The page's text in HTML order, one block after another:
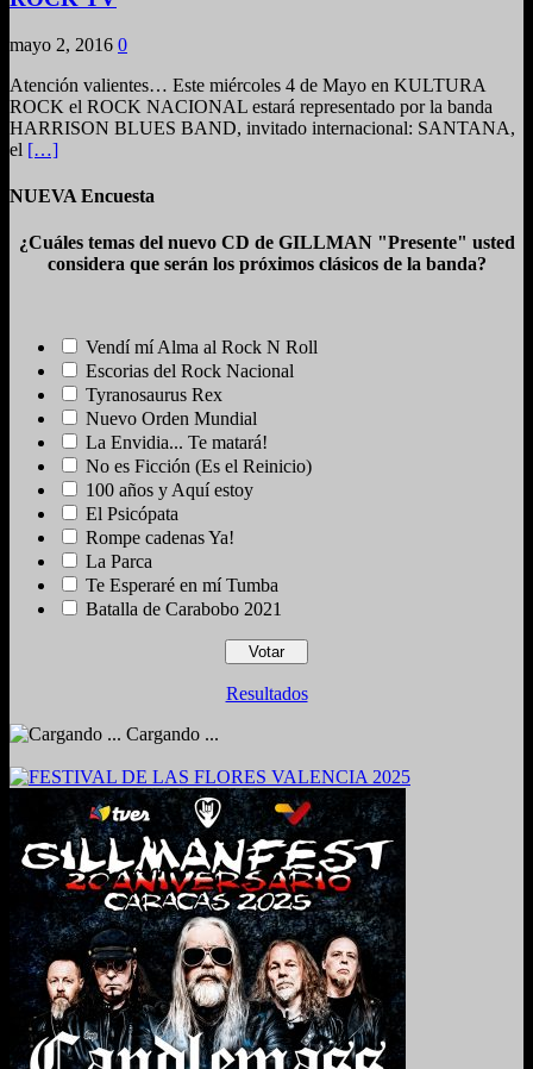
mayo 2, 2016 0
Atención valientes… Este miércoles 4 de Mayo en KULTURA
ROCK el ROCK NACIONAL estará representado por la banda
HARRISON BLUES BAND, invitado internacional: SANTANA,
el […]
NUEVA Encuesta
¿Cuáles temas del nuevo CD de GILLMAN "Presente" usted
considera que serán los próximos clásicos de la banda?
Vendí mí Alma al Rock N Roll
Escorias del Rock Nacional
Tyranosaurus Rex
Nuevo Orden Mundial
La Envidia... Te matará!
No es Ficción (Es el Reinicio)
100 años y Aquí estoy
El Psicópata
Rompe cadenas Ya!
La Parca
Te Esperaré en mí Tumba
Batalla de Carabobo 2021
Resultados
Cargando ...